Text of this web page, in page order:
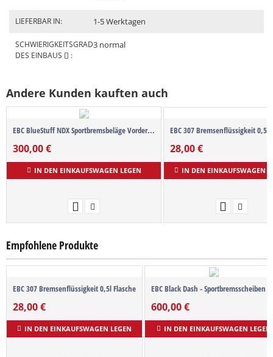
LIEFERBAR IN: 1-5 Werktagen
SCHWIERIGKEITSGRAD
DES EINBAUS
:
3 normal
Andere Kunden kauften auch
EBC BlueStuff NDX Sportbremsbeläge Vorder...
300,00€
IN DEN EINKAUFSWAGEN LEGEN
EBC 307 Bremsenflüssigkeit 0,5l
28,00€
IN DEN EINKAUFSWAGEN
Empfohlene Produkte
EBC 307 Bremsenflüssigkeit 0,5l Flasche
28,00€
IN DEN EINKAUFSWAGEN LEGEN
EBC Black Dash - Sportbremsscheiben
600,00€
IN DEN EINKAUFSWAGEN LEGEN